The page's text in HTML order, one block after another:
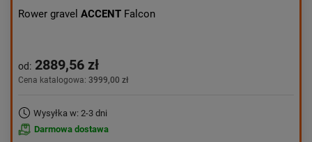
Rower gravel ACCENT Falcon
od: 2889,56 zł
Cena katalogowa: 3999,00 zł
Wysyłka w: 2-3 dni
Darmowa dostawa